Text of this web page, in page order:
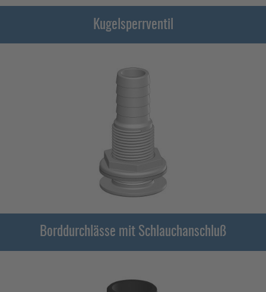
Kugelsperrventil
Borddurchlässe mit Schlauchanschluß